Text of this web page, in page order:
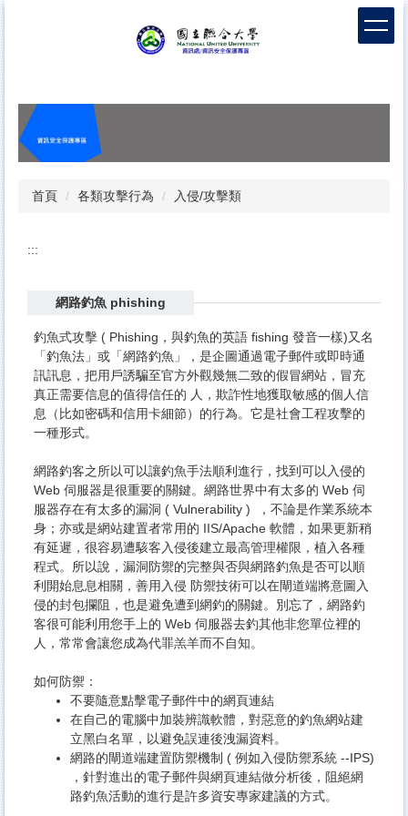
容
首頁 各類攻擊行為 入侵/攻擊類
:::
網路釣魚 phishing
釣魚式攻擊 ( Phishing，與釣魚的英語 fishing 發音一樣)又名
「釣魚法」或「網路釣魚」，是企圖通過電子郵件或即時通
訊訊息，把用戶誘騙至官方外觀幾無二致的假冒網站，冒充
真正需要信息的值得信任的 人，欺詐性地獲取敏感的個人信
息（比如密碼和信用卡細節）的行為。它是社會工程攻擊的
一種形式。
網路釣客之所以可以讓釣魚手法順利進行，找到可以入侵的
Web 伺服器是很重要的關鍵。網路世界中有太多的 Web 伺
服器存在有太多的漏洞 ( Vulnerability ) ，不論是作業系統本
身；亦或是網站建置者常用的 IIS/Apache 軟體，如果更新稍
有延遲，很容易遭駭客入侵後建立最高管理權限，植入各種
程式。所以說，漏洞防禦的完整與否與網路釣魚是否可以順
利開始息息相關，善用入侵 防禦技術可以在閘道端將意圖入
侵的封包攔阻，也是避免遭到網釣的關鍵。別忘了，網路釣
客很可能利用您手上的 Web 伺服器去釣其他非您單位裡的
人，常常會讓您成為代罪羔羊而不自知。
如何防禦：
不要隨意點擊電子郵件中的網頁連結
在自己的電腦中加裝辨識軟體，對惡意的釣魚網站建
立黑白名單，以避免誤連後洩漏資料。
網路的閘道端建置防禦機制 ( 例如入侵防禦系統 --IPS)
，針對進出的電子郵件與網頁連結做分析後，阻絕網
路釣魚活動的進行是許多資安專家建議的方式。